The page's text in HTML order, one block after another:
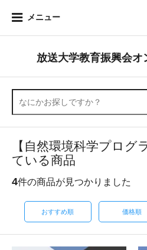
メニュー
放送大学教育振興会
【自然環境科学プログ
ている商品
4件の商品が見つかりました
おすすめ順 価格順